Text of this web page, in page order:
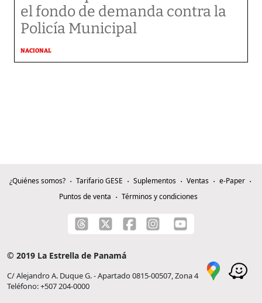
el fondo de demanda contra la
Policía Municipal
NACIONAL
¿Quiénes somos? Tarifario GESE Suplementos Ventas
e-Paper
Puntos de venta
Términos y condiciones
© 2019 La Estrella de Panamá
C/ Alejandro A. Duque G. - Apartado 0815-00507, Zona 4
Teléfono: +507 204-0000